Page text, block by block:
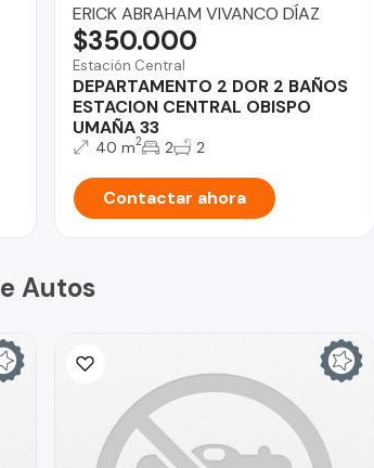
ERICK ABRAHAM VIVANCO DÍAZ
Estación Central
DEPARTAMENTO 2 DOR 2 BAÑOS
ESTACION CENTRAL OBISPO
UMAÑA 33
$350.000
40 m2 2 2
Contactar ahora
Autos